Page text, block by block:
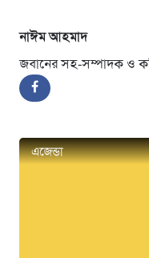
নাঈম আহমাদ
জবানের সহ-সম্পাদক ও
এজেন্ডা